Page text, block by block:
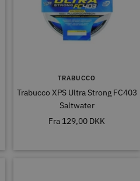
TRABUCCO
Trabucco XPS Ultra Strong FC403
Saltwater
Tilbudspris
Fra 129,00 DKK